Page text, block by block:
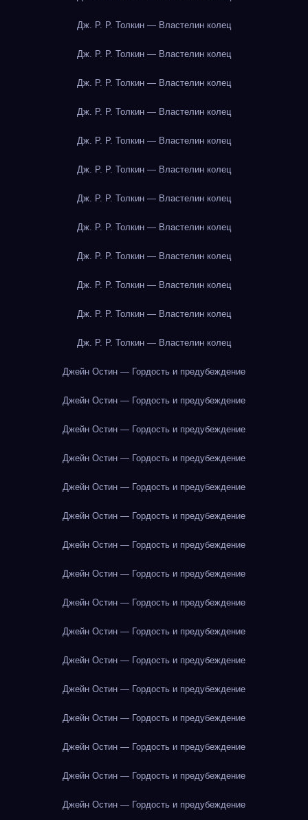
Дж. Р. Р. Толкин — Властелин колец
Дж. Р. Р. Толкин — Властелин колец
Дж. Р. Р. Толкин — Властелин колец
Дж. Р. Р. Толкин — Властелин колец
Дж. Р. Р. Толкин — Властелин колец
Дж. Р. Р. Толкин — Властелин колец
Дж. Р. Р. Толкин — Властелин колец
Дж. Р. Р. Толкин — Властелин колец
Дж. Р. Р. Толкин — Властелин колец
Дж. Р. Р. Толкин — Властелин колец
Дж. Р. Р. Толкин — Властелин колец
Дж. Р. Р. Толкин — Властелин колец
Джейн Остин — Гордость и предубеждение
Джейн Остин — Гордость и предубеждение
Джейн Остин — Гордость и предубеждение
Джейн Остин — Гордость и предубеждение
Джейн Остин — Гордость и предубеждение
Джейн Остин — Гордость и предубеждение
Джейн Остин — Гордость и предубеждение
Джейн Остин — Гордость и предубеждение
Джейн Остин — Гордость и предубеждение
Джейн Остин — Гордость и предубеждение
Джейн Остин — Гордость и предубеждение
Джейн Остин — Гордость и предубеждение
Джейн Остин — Гордость и предубеждение
Джейн Остин — Гордость и предубеждение
Джейн Остин — Гордость и предубеждение
Джейн Остин — Гордость и предубеждение